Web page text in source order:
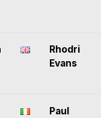
Rhodri
Evans
Paul